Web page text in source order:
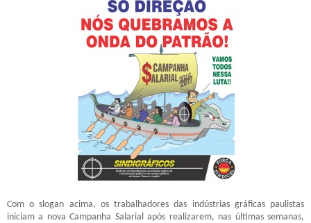
Com o slogan acima, os trabalhadores das indústrias gráficas paulistas
iniciam a nova Campanha Salarial após realizarem, nas últimas semanas,